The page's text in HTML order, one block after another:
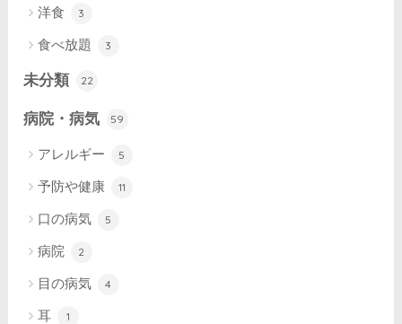
洋食 3
食べ放題 3
未分類 22
病院・病気 59
アレルギー 5
予防や健康 11
口の病気 5
病院 2
目の病気 4
耳 1